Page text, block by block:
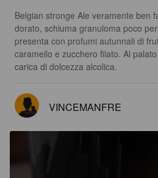
Belgian stronge Ale veramente ben
dorato, schiuma granuloma poco
presenta con profumi autunnali di
caramello e zucchero filato. Al
carica di dolcezza alcolica.
VINCEMANFRE